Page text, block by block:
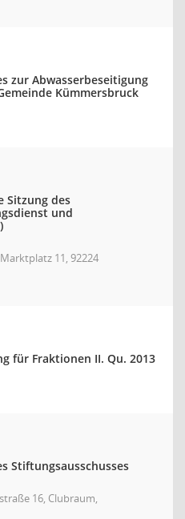
zur Abwasserbeseitigung
Kümmersbruck
Sitzung des
und
11, 92224
für Fraktionen II. Qu. 2013
Stiftungsausschusses
16, Clubraum,